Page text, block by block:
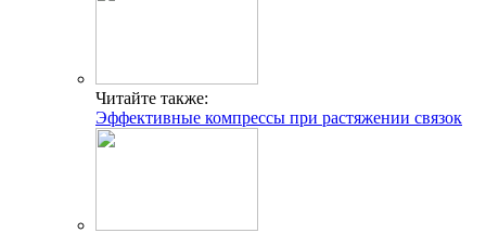
Читайте также:
Эффективные компрессы при растяжении связок